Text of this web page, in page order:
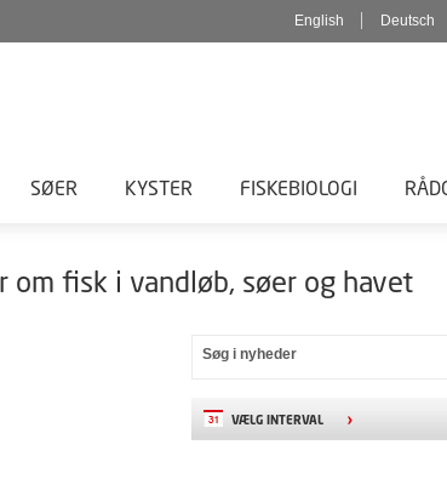
English Deutsch
SØER KYSTER FISKEBIOLOGI
om fisk i vandløb, søer og havet
VÆLG INTERVAL